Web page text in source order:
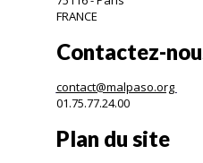
FRANCE
Contactez-
contact@malpaso.org
01.75.77.24.00
Plan du site